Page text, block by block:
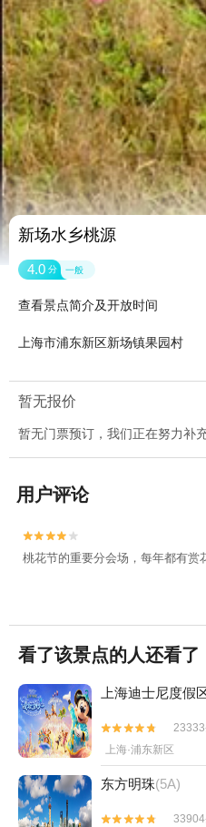
新场水乡桃源
4.0 分 一般
查看景点简介及开放时间
上海市浦东新区新场镇果园村
暂无报价
暂无门票预订，我们正在努力补
用户评论


桃花节的重要分会场，每年都有赏
看了该景点的人还看了
上海迪士尼度假


上海·浦东新区
东方明珠(5A)

